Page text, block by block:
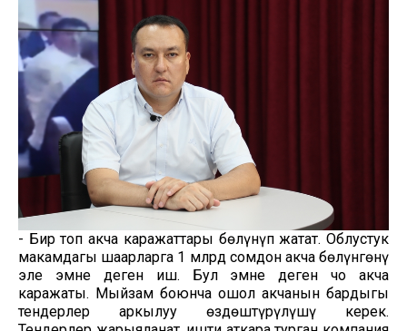
- Бир топ акча каражаттары бөлүнүп жатат. Облустук
макамдагы шаарларга 1 млрд сомдон акча бөлүнгөнү
эле эмне деген иш. Бул эмне деген чоң акча
каражаты. Мыйзам боюнча ошол акчанын бардыгы
тендерлер аркылуу өздөштүрүлүшү керек.